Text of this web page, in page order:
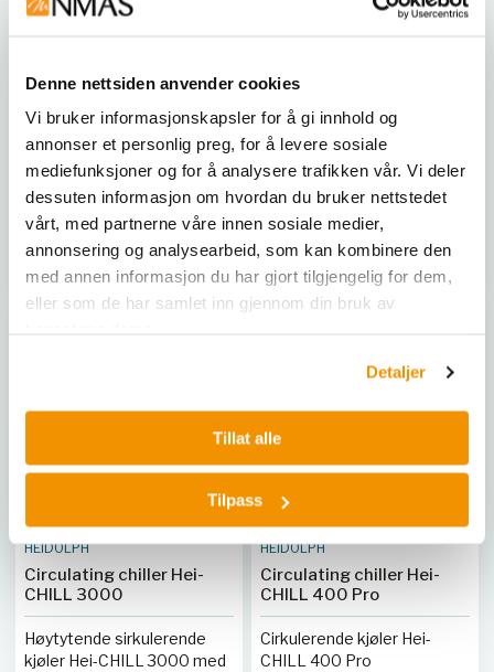
Denne nettsiden anvender cookies
Vi bruker informasjonskapsler for å gi innhold og
annonser et personlig preg, for å levere sosiale
mediefunksjoner og for å analysere trafikken vår. Vi deler
dessuten informasjon om hvordan du bruker nettstedet
vårt, med partnerne våre innen sosiale medier,
annonsering og analysearbeid, som kan kombinere den
med annen informasjon du har gjort tilgjengelig for dem,
eller som de har samlet inn gjennom din bruk av
Detaljer
Tillat alle
Tilpass
Hei-VAP University
Komplett Hei-VAP
pakke med motorløft,
vakuumpumpe, kjøler, RS
232-kabel, rørsystem og
Kyro 30 termisk væske.
HEI 576-27305-00
Kjøp her
Circulating chiller Hei-
HEI 591-01660-00
Kjøp her
HEIDOLPH
Circulating chiller Hei-
CHILL 3000
Høytytende sirkulerende
kjøler Hei-CHILL 3000 med
HEIDOLPH
Circulating chiller Hei-
CHILL 400 Pro
Cirkulerende kjøler Hei-
CHILL 400 Pro